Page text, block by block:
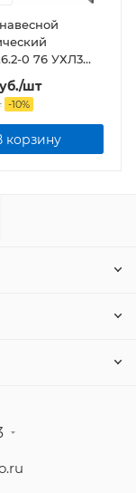
0 76 УХЛ3
114-09 ЭРА
/шт
-10%
корзину